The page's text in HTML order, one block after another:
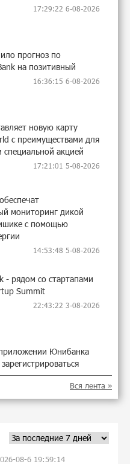
17:29:22 6-08-2026
прогноз по
на позитивный
16:36:15 6-08-2026
новую карту
с преимуществами для
специальной акцией
17:21:01 5-08-2026
мониторинг дикой
с помощью
14:53:48 5-08-2026
- рядом со стартапами
Summit
22:43:22 3-08-2026
Юнибанка
imID
10:13:18 3-08-2026
о кибератаках на
21:09:53 31-07-2026
Вся лента »
08-6 19:59:14